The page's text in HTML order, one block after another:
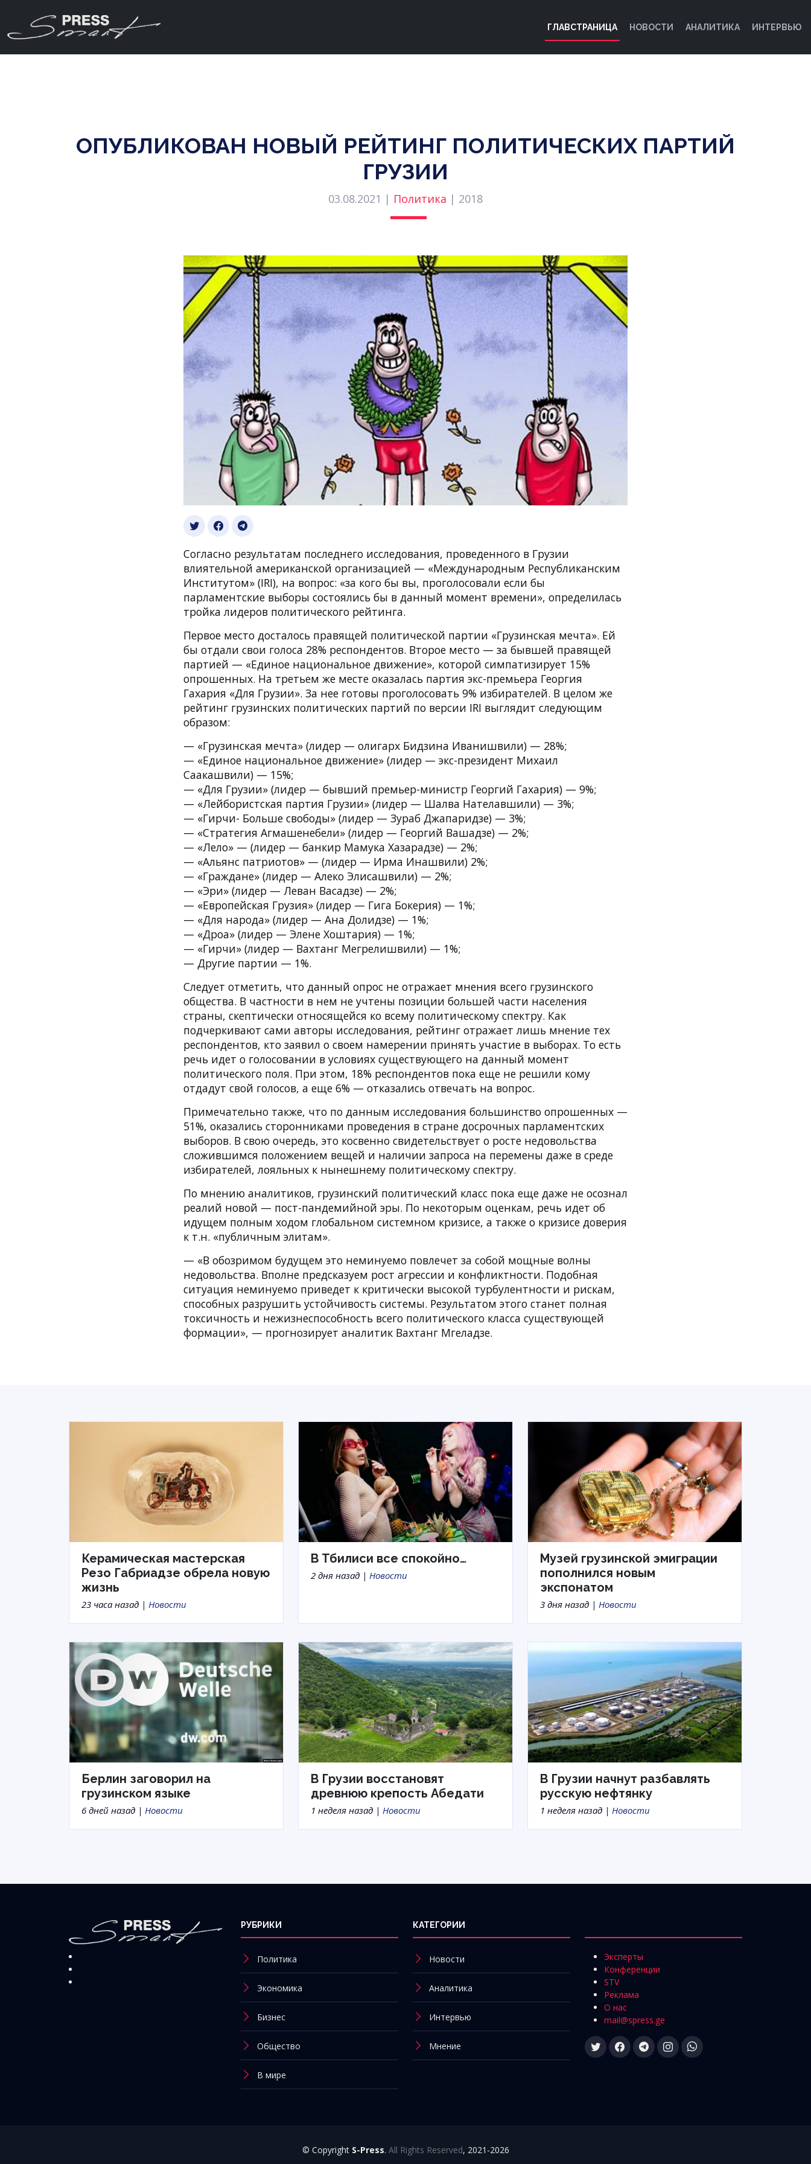
ГЛАВСТРАНИЦА НОВОСТИ АНАЛИТИКА ИНТЕРВЬЮ
ОПУБЛИКОВАН НОВЫЙ РЕЙТИНГ ПОЛИТИЧЕСКИХ ПАРТИЙ
ГРУЗИИ
03.08.2021 | Политика | 2018
Согласно результатам последнего исследования, проведенного в Грузии
влиятельной американской организацией — «Международным Республиканским
Институтом» (IRI), на вопрос: «за кого бы вы, проголосовали если бы
парламентские выборы состоялись бы в данный момент времени», определилась
тройка лидеров политического рейтинга.
Первое место досталось правящей политической партии «Грузинская мечта». Ей
бы отдали свои голоса 28% респондентов. Второе место — за бывшей правящей
партией — «Единое национальное движение», которой симпатизирует 15%
опрошенных. На третьем же месте оказалась партия экс-премьера Георгия
Гахария «Для Грузии». За нее готовы проголосовать 9% избирателей. В целом же
рейтинг грузинских политических партий по версии IRI выглядит следующим
образом:
— «Грузинская мечта» (лидер — олигарх Бидзина Иванишвили) — 28%;
— «Единое национальное движение» (лидер — экс-президент Михаил
Саакашвили) — 15%;
— «Для Грузии» (лидер — бывший премьер-министр Георгий Гахария) — 9%;
— «Лейбористская партия Грузии» (лидер — Шалва Нателавшили) — 3%;
— «Гирчи- Больше свободы» (лидер — Зураб Джапаридзе) — 3%;
— «Стратегия Агмашенебели» (лидер — Георгий Вашадзе) — 2%;
— «Лело» — (лидер — банкир Мамука Хазарадзе) — 2%;
— «Альянс патриотов» — (лидер — Ирма Инашвили) 2%;
— «Граждане» (лидер — Алеко Элисашвили) — 2%;
— «Эри» (лидер — Леван Васадзе) — 2%;
— «Европейская Грузия» (лидер — Гига Бокерия) — 1%;
— «Для народа» (лидер — Ана Долидзе) — 1%;
— «Дроа» (лидер — Элене Хоштария) — 1%;
— «Гирчи» (лидер — Вахтанг Мегрелишвили) — 1%;
— Другие партии — 1%.
Следует отметить, что данный опрос не отражает мнения всего грузинского
общества. В частности в нем не учтены позиции большей части населения
страны, скептически относящейся ко всему политическому спектру. Как
подчеркивают сами авторы исследования, рейтинг отражает лишь мнение тех
респондентов, кто заявил о своем намерении принять участие в выборах. То есть
речь идет о голосовании в условиях существующего на данный момент
политического поля. При этом, 18% респондентов пока еще не решили кому
отдадут свой голосов, а еще 6% — отказались отвечать на вопрос.
Примечательно также, что по данным исследования большинство опрошенных —
51%, оказались сторонниками проведения в стране досрочных парламентских
выборов. В свою очередь, это косвенно свидетельствует о росте недовольства
сложившимся положением вещей и наличии запроса на перемены даже в среде
избирателей, лояльных к нынешнему политическому спектру.
По мнению аналитиков, грузинский политический класс пока еще даже не осознал
реалий новой — пост-пандемийной эры. По некоторым оценкам, речь идет об
идущем полным ходом глобальном системном кризисе, а также о кризисе доверия
к т.н. «публичным элитам».
— «В обозримом будущем это неминуемо повлечет за собой мощные волны
недовольства. Вполне предсказуем рост агрессии и конфликтности. Подобная
ситуация неминуемо приведет к критически высокой турбулентности и рискам,
способных разрушить устойчивость системы. Результатом этого станет полная
токсичность и нежизнеспособность всего политического класса существующей
формации», — прогнозирует аналитик Вахтанг Мгеладзе.
Керамическая мастерская
Резо Габриадзе обрела новую
жизнь
23 часа назад | Новости
В Тбилиси все спокойно…
2 дня назад | Новости
Музей грузинской эмиграции
пополнился новым
экспонатом
3 дня назад | Новости
Берлин заговорил на
грузинском языке
6 дней назад | Новости
В Грузии восстановят
древнюю крепость Абедати
1 неделя назад | Новости
В Грузии начнут разбавлять
русскую нефтянку
1 неделя назад | Новости
РУБРИКИ
Политика
Экономика
Бизнес
Общество
В мире
КАТЕГОРИИ
Новости
Аналитика
Интервью
Мнение
Эксперты
Конференции
STV
Реклама
О нас
mail@spress.ge
© Copyright S-Press. All Rights Reserved, 2021-2026